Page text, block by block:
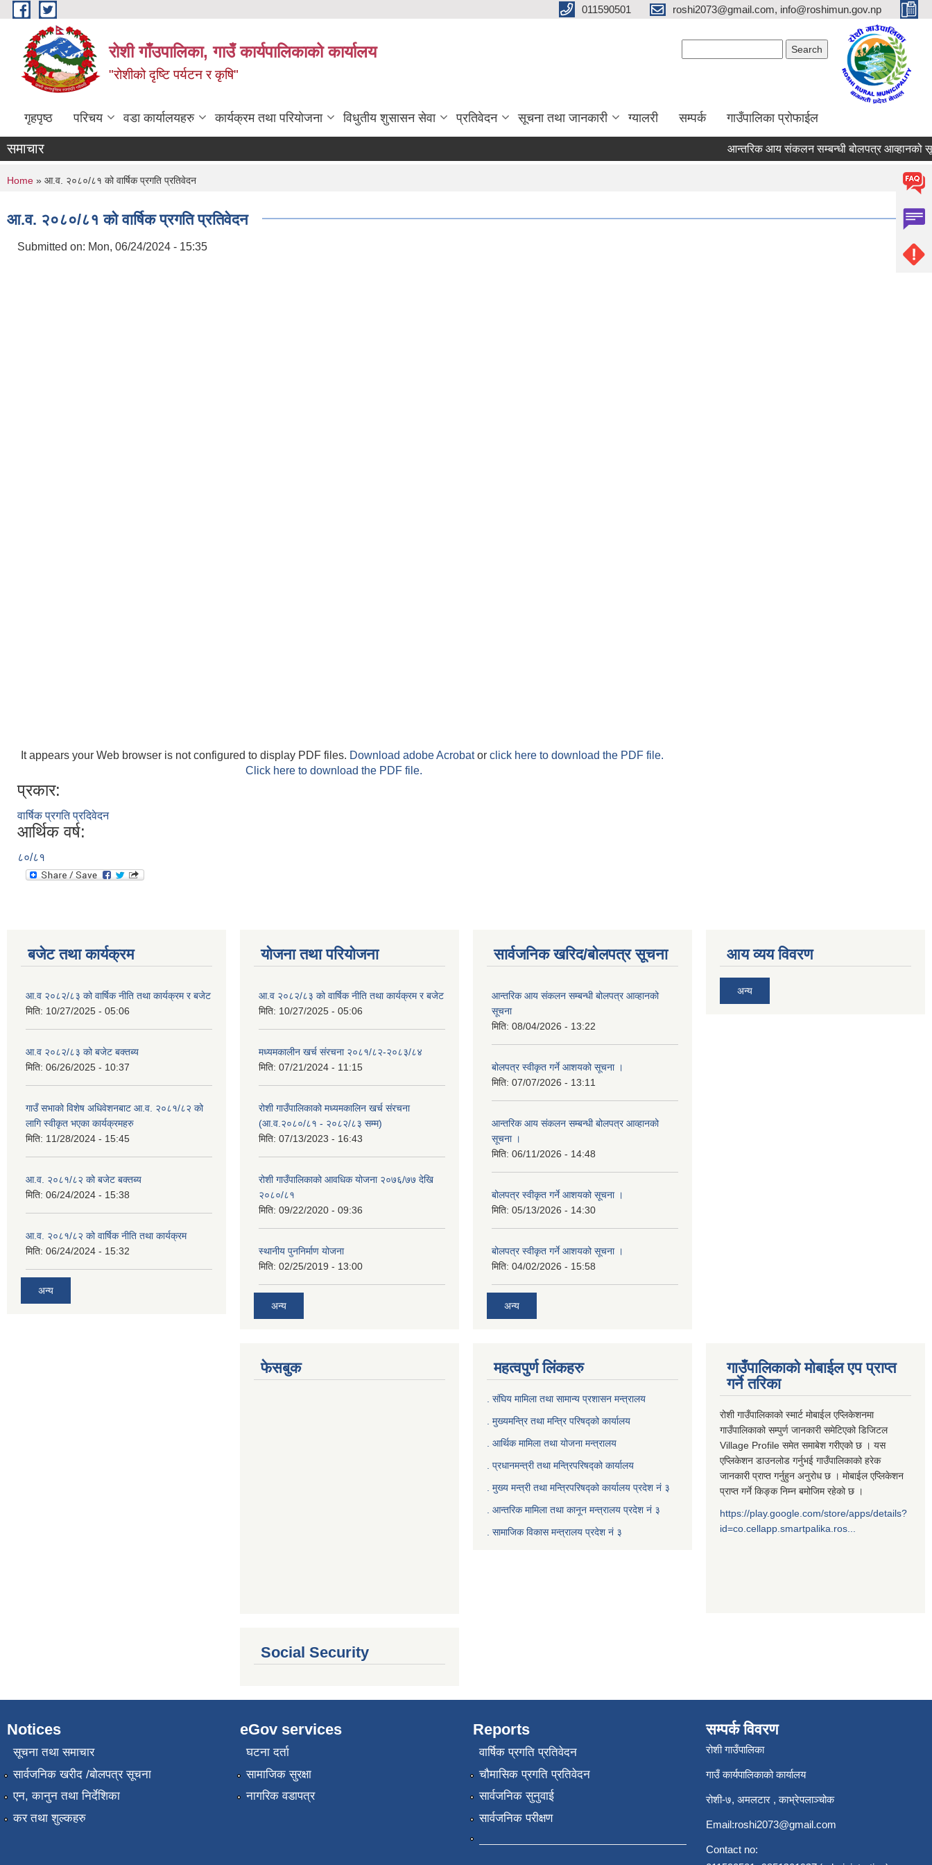
Skip to main content 011590501 roshi2073@gmail.com, info@roshimun.gov.np
रोशी गाँउपालिका, गाउँ कार्यपालिकाको कार्यालय
"रोशीको दृष्टि पर्यटन र कृषि"
गृहपृष्ठ परिचय वडा कार्यालयहरु कार्यक्रम तथा परियोजना विधुतीय शुसासन सेवा प्रतिवेदन सूचना तथा जानकारी ग्यालरी सम्पर्क गाउँपालिका प्रोफाईल
समाचार आन्तरिक आय संकलन सम्बन्धी बोलपत्र आव्हानको
You are here
Home » आ.व. २०८०/८१ को वार्षिक प्रगति प्रतिवेदन
आ.व. २०८०/८१ को वार्षिक प्रगति प्रतिवेदन
Submitted on: Mon, 06/24/2024 - 15:35
It appears your Web browser is not configured to display PDF files. Download adobe Acrobator click here to download the PDF file.
Click here to download the PDF file.
प्रकार:
वार्षिक प्रगति प्रदिवेदन
आर्थिक वर्ष:
८०/८१
बजेट तथा कार्यक्रम
आ.व २०८२/८३ को वार्षिक नीति तथा कार्यक्रम र बजेट
मिति: 10/27/2025 - 05:06
आ.व २०८२/८३ को बजेट बक्तब्य
मिति: 06/26/2025 - 10:37
गाउँ सभाको विशेष अधिवेशनबाट आ.व. २०८१/८२ को
लागि स्वीकृत भएका कार्यक्रमहरु
मिति: 11/28/2024 - 15:45
आ.व. २०८१/८२ को बजेट बक्तब्य
मिति: 06/24/2024 - 15:38
आ.व. २०८१/८२ को वार्षिक नीति तथा कार्यक्रम
मिति: 06/24/2024 - 15:32
अन्य
योजना तथा परियोजना
आ.व २०८२/८३ को वार्षिक नीति तथा कार्यक्रम र बजेट
मिति: 10/27/2025 - 05:06
मध्यमकालीन खर्च संरचना २०८१/८२-२०८३/८४
मिति: 07/21/2024 - 11:15
रोशी गाउँपालिकाको मध्यमकालिन खर्च संरचना
(आ.व.२०८०/८१ - २०८२/८३ सम्म)
मिति: 07/13/2023 - 16:43
रोशी गाउँपालिकाको आवधिक योजना २०७६/७७ देखि
२०८०/८१
मिति: 09/22/2020 - 09:36
स्थानीय पुननिर्माण योजना
मिति: 02/25/2019 - 13:00
अन्य
सार्वजनिक खरिद/बोलपत्र सूचना
आन्तरिक आय संकलन सम्बन्धी बोलपत्र आव्हानको
सूचना
मिति: 08/04/2026 - 13:22
बोलपत्र स्वीकृत गर्ने आशयको सूचना ।
मिति: 07/07/2026 - 13:11
आन्तरिक आय संकलन सम्बन्धी बोलपत्र आव्हानको
सूचना ।
मिति: 06/11/2026 - 14:48
बोलपत्र स्वीकृत गर्ने आशयको सूचना ।
मिति: 05/13/2026 - 14:30
बोलपत्र स्वीकृत गर्ने आशयको सूचना ।
मिति: 04/02/2026 - 15:58
अन्य
आय व्यय विवरण
अन्य
फेसबुक
Social Security
महत्वपुर्ण लिंकहरु
. संघिय मामिला तथा सामान्य प्रशासन मन्त्रालय
. मुख्यमन्त्रि तथा मन्त्रि परिषद्को कार्यालय
. आर्थिक मामिला तथा योजना मन्त्रालय
. प्रधानमन्त्री तथा मन्त्रिपरिषद्को कार्यालय
मुख्य मन्त्री तथा मन्त्रिपरिषद्को कार्यालय प्रदेश नं ३
आन्तरिक मामिला तथा कानून मन्त्रालय प्रदेश नं ३
सामाजिक विकास मन्त्रालय प्रदेश नं ३
गाउँपालिकाको मोबाईल एप प्राप्त
गर्ने तरिका
रोशी गाउँपालिकाको स्मार्ट मोबाईल एप्लिकेशनमा
गाउँपालिकाको सम्पुर्ण जानकारी समेटिएको डिजिटल
Village Profile समेत समाबेश गरीएको छ । यस
एप्लिकेशन डाउनलोड गर्नुभई गाउँपालिकाको हरेक
जानकारी प्राप्त गर्नुहुन अनुरोध छ । मोबाईल एप्लिकेशन
प्राप्त गर्ने किङ्क निम्न बमोजिम रहेको छ ।
https://play.google.com/store/apps/details?
id=co.cellapp.smartpalika.ros...
Notices
सूचना तथा समाचार
सार्वजनिक खरीद /बोलपत्र सूचना
एन, कानुन तथा निर्देशिका
कर तथा शुल्कहरु
eGov services
घटना दर्ता
सामाजिक सुरक्षा
नागरिक वडापत्र
Reports
वार्षिक प्रगति प्रतिवेदन
चौमासिक प्रगति प्रतिवेदन
सार्वजनिक सुनुवाई
सार्वजनिक परीक्षण
सम्पर्क विवरण
रोशी गाउँपालिका
गाउँ कार्यपालिकाको कार्यालय
रोशी-७, अमलटार , काभ्रेपलाञ्चोक
Email:roshi2073@gmail.com
Contact no: